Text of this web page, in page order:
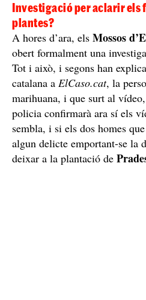
Investigació per aclarir els
plantes?
A hores d’ara, els Mossos
obert formalment una
Tot i això, i segons han
catalana a ElCaso.cat, la
marihuana, i que surt al vídeo,
policia confirmarà ara sí els
sembla, i si els dos homes
algun delicte emportant-se la
deixar a la plantació de